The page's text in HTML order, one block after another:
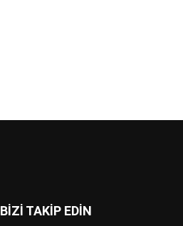
BİZİ TAKİP EDİN